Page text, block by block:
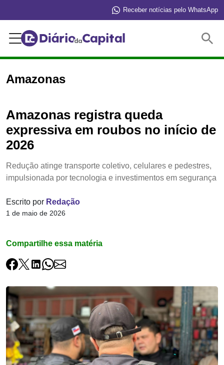
Receber notícias pelo WhatsApp
Amazonas
Amazonas registra queda
expressiva em roubos no início de
2026
Redução atinge transporte coletivo, celulares e pedestres,
impulsionada por tecnologia e investimentos em segurança
Escrito por Redação
1 de maio de 2026
Compartilhe essa matéria